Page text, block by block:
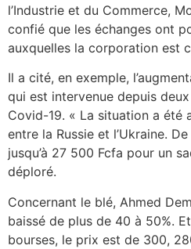
l’Industrie et du Commerce,
confié que les échanges ont
auxquelles la corporation est
Il a cité, en exemple,
qui est intervenue depuis
Covid-19. « La situation a été
entre la Russie et l’Ukraine.
jusqu’à 27 500 Fcfa pour un
déploré.
Concernant le blé, Ahmed
baissé de plus de 40 à 50%.
bourses, le prix est de 300,